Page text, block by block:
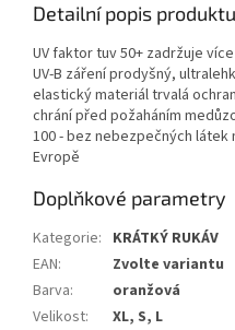
Detailní popis produktu
UV faktor tuv 50+ zadržuje
UV-B záření prodyšný,
elastický materiál trvalá
chrání před požaháním
100 - bez nebezpečných
Evropě
Doplňkové parametry
Kategorie: KRÁTKÝ RUKÁV
EAN:
Zvolte variantu
Barva:
oranžová
Velikost:
XL, S, L